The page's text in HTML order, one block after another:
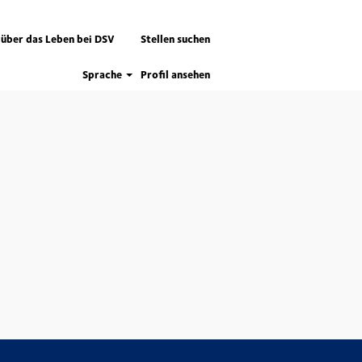
das Leben bei DSV Stellen suchen
Sprache Profil ansehen